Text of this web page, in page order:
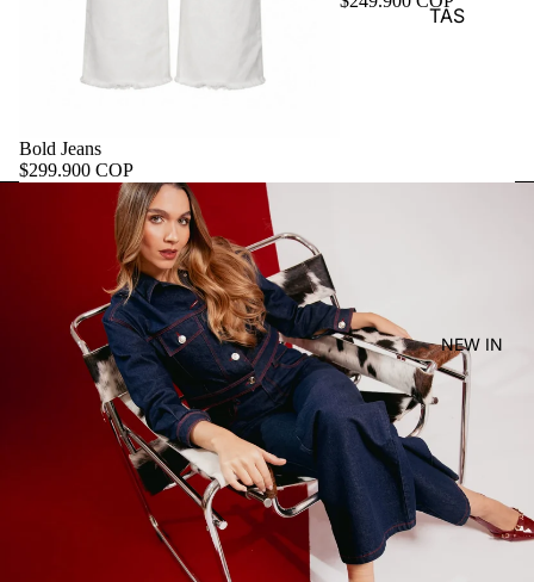
TAS
NEW IN
Bold Jeans
$299.900 COP